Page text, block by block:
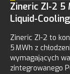
Zineric ZI-2 5
Liquid-
Zineric ZI-2 to
5 MWh z
wymagających
zintegrowanego